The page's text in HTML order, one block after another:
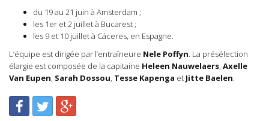
du 19 au 21 juin à Amsterdam ;
les 1er et 2 juillet à Bucarest ;
les 9 et 10 juillet à Cáceres, en Espagne.
L’équipe est dirigée par l’entraîneure Nele Poffyn. La présélection
élargie est composée de la capitaine Heleen Nauwelaers, Axelle
Van Eupen, Sarah Dossou, Tesse Kapenga et Jitte Baelen.